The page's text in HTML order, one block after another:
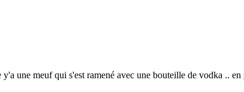
une meuf qui s'est ramené avec une bouteille de vodka ..